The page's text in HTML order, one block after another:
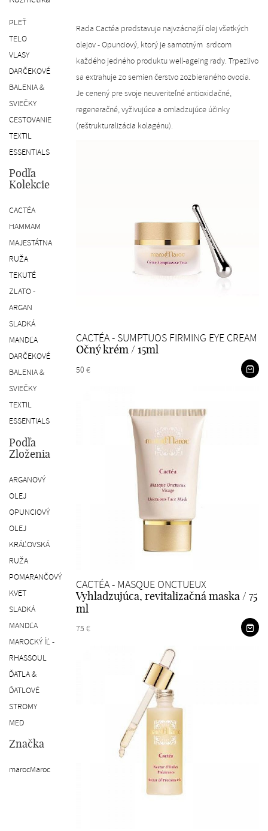
SK
PLEŤ
TELO
VLASY
DARČEKOVÉ
BALENIA &
SVIEČKY
CESTOVANIE
TEXTIL
ESSENTIALS
Podľa
Kolekcie
CACTÉA
HAMMAM
MAJESTÁTNA
RUŽA
TEKUTÉ
ZLATO -
ARGAN
SLADKÁ
MANDĽA
DARČEKOVÉ
BALENIA &
SVIEČKY
TEXTIL
ESSENTIALS
Podľa
Zloženia
ARGANOVÝ
OLEJ
OPUNCIOVÝ
OLEJ
KRÁĽOVSKÁ
RUŽA
POMARANČOVÝ
KVET
SLADKÁ
MANDĽA
MAROCKÝ ÍĽ -
RHASSOUL
ĎATLA &
ĎATLOVÉ
STROMY
MED
Značka
marocMaroc
Rada Cactéa predstavuje najvzácnejší olej všetkých
olejov - Opunciový, ktorý je samotným srdcom
každého jedného produktu well-ageing rady. Trpezlivo
sa extrahuje zo semien čerstvo zozbieraného ovocia.
Je cenený pre svoje neuveriteľné antioxidačné,
regeneračné, vyživujúce a omladzujúce účinky
(reštrukturalizácia kolagénu).
CACTÉA - SUMPTUOS FIRMING EYE CREAM
Očný krém / 15ml
50 €
CACTÉA - MASQUE ONCTUEUX
Vyhladzujúca, revitalizačná maska / 75
ml
75 €